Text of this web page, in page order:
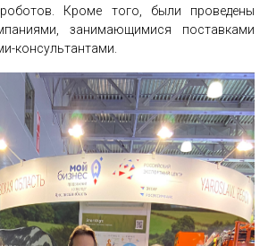
роботов. Кроме того, были проведены
занимающимися поставками
консультантами.